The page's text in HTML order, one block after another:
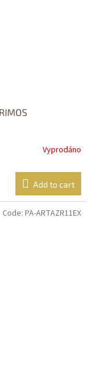
Vyprodáno
Add to cart
Code: PA-ARTAZR11EX